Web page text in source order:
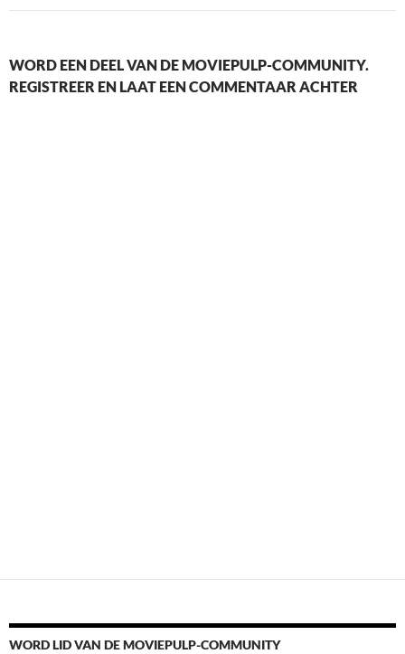
WORD EEN DEEL VAN DE MOVIEPULP-COMMUNITY.
REGISTREER EN LAAT EEN COMMENTAAR ACHTER
WORD LID VAN DE MOVIEPULP-COMMUNITY